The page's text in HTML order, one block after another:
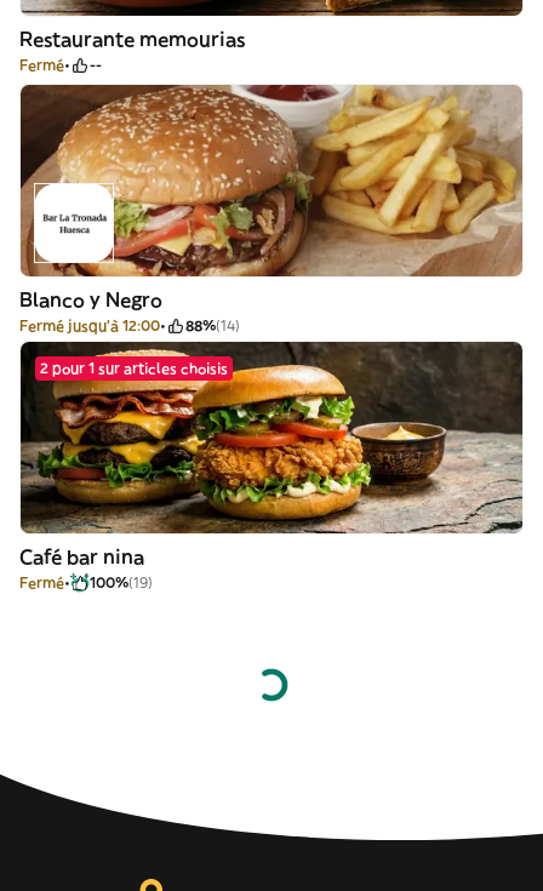
Restaurante memourias
Fermé --
Blanco y Negro
Fermé jusqu'à 12:00 88%(14)
2 pour 1 sur articles choisis
Café bar nina
Fermé 100%(19)